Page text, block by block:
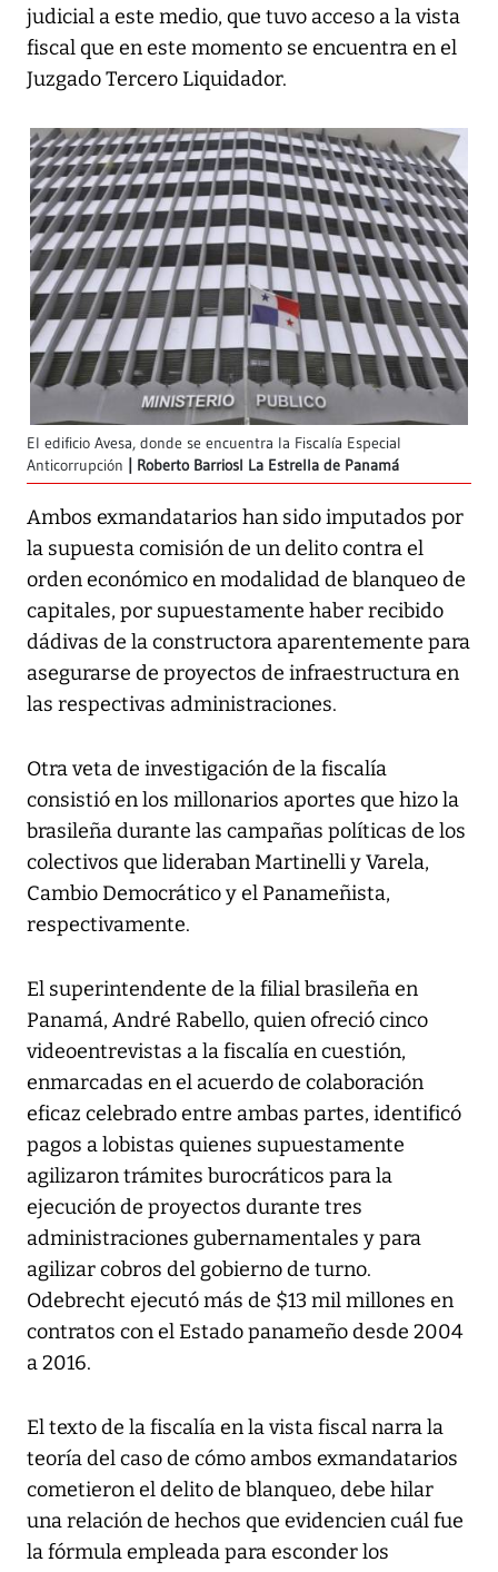
judicial a este medio, que tuvo acceso a la vista
fiscal que en este momento se encuentra en el
Juzgado Tercero Liquidador.
El edificio Avesa, donde se encuentra la Fiscalía Especial
Anticorrupción
Roberto BarriosI La Estrella de Panamá
Ambos exmandatarios han sido imputados por
la supuesta comisión de un delito contra el
orden económico en modalidad de blanqueo de
capitales, por supuestamente haber recibido
dádivas de la constructora aparentemente para
asegurarse de proyectos de infraestructura en
las respectivas administraciones.
Otra veta de investigación de la fiscalía
consistió en los millonarios aportes que hizo la
brasileña durante las campañas políticas de los
colectivos que lideraban Martinelli y Varela,
Cambio Democrático y el Panameñista,
respectivamente.
El superintendente de la filial brasileña en
Panamá, André Rabello, quien ofreció cinco
videoentrevistas a la fiscalía en cuestión,
enmarcadas en el acuerdo de colaboración
eficaz celebrado entre ambas partes, identificó
pagos a lobistas quienes supuestamente
agilizaron trámites burocráticos para la
ejecución de proyectos durante tres
administraciones gubernamentales y para
agilizar cobros del gobierno de turno.
Odebrecht ejecutó más de $13 mil millones en
contratos con el Estado panameño desde 2004
a 2016.
El texto de la fiscalía en la vista fiscal narra la
teoría del caso de cómo ambos exmandatarios
cometieron el delito de blanqueo, debe hilar
una relación de hechos que evidencien cuál fue
la fórmula empleada para esconder los